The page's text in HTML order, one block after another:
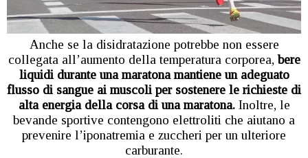
Anche se la disidratazione potrebbe non essere
collegata all’aumento della temperatura corporea, bere
liquidi durante una maratona mantiene un adeguato
flusso di sangue ai muscoli per sostenere le richieste di
alta energia della corsa di una maratona.Inoltre, le
bevande sportive contengono elettroliti che aiutano a
prevenire l’iponatremia e zuccheri per un ulteriore
carburante.